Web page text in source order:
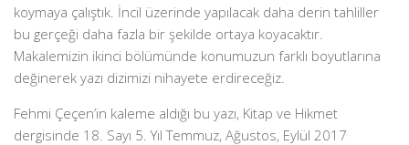
koymaya çalıştık. İncil üzerinde yapılacak daha derin tahliller
bu gerçeği daha fazla bir şekilde ortaya koyacaktır.
Makalemizin ikinci bölümünde konumuzun farklı boyutlarına
değinerek yazı dizimizi nihayete erdireceğiz.
Fehmi Çeçen’in kaleme aldığı bu yazı, Kitap ve Hikmet
dergisinde 18. Sayı 5. Yıl Temmuz, Ağustos, Eylül 2017